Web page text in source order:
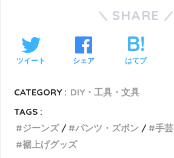
SHARE
ツイート シェア はてブ
CATEGORY : DIY・工具・文具
TAGS :
ジーンズ
パンツ・ズボン 手芸
裾上げグッズ